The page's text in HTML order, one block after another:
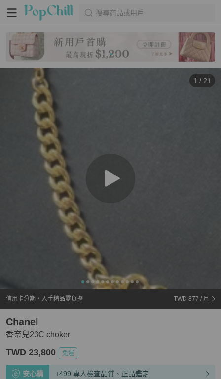
搜尋商品或用戶
1 / 21
信用卡分期・入手精品零負擔 TWD 877 / 月
香奈兒23C choker
Chanel
TWD 23,800 免運
安心購 +499 專人檢查品質、正品鑑定